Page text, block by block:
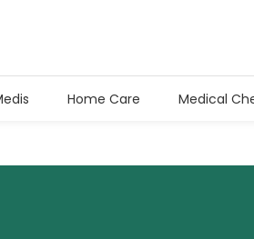
(0272) 3359 222
Home Care Medical